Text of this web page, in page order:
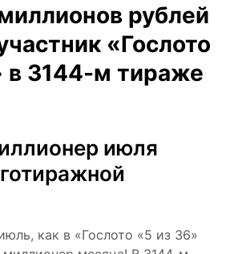
рублей
«Гослото
в 3144-м тираже
июля
как в «Гослото «5 из 36»